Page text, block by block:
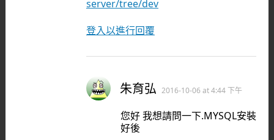
server/tree/dev
登入以進行回覆
朱育弘 2016-10-06 at 4:44 下午
您好 我想請問一下.MYSQL安裝
好後